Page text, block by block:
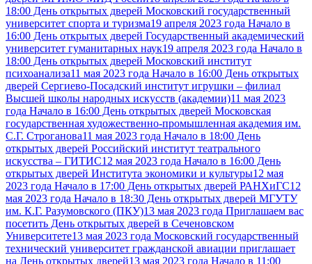
18:00 День открытых дверей Московский государственный
университет спорта и туризма19 апреля 2023 года Начало в
16:00 День открытых дверей Государственный академический
университет гуманитарных наук19 апреля 2023 года Начало в
18:00 День открытых дверей Московский институт
психоанализа11 мая 2023 года Начало в 16:00 День открытых
дверей Сергиево-Посадский институт игрушки – филиал
Высшей школы народных искусств (академии)11 мая 2023
года Начало в 16:00 День открытых дверей Московская
государственная художественно-промышленная академия им.
С.Г. Строганова11 мая 2023 года Начало в 18:00 День
открытых дверей Российский институт театрального
искусства – ГИТИС12 мая 2023 года Начало в 16:00 День
открытых дверей Института экономики и культуры12 мая
2023 года Начало в 17:00 День открытых дверей РАНХиГС12
мая 2023 года Начало в 18:30 День открытых дверей МГУТУ
им. К.Г. Разумовского (ПКУ)13 мая 2023 года Приглашаем вас
посетить День открытых дверей в Сеченовском
Университете13 мая 2023 года Московский государственный
технический университет гражданской авиации приглашает
на День открытых дверей13 мая 2023 года Начало в 11:00